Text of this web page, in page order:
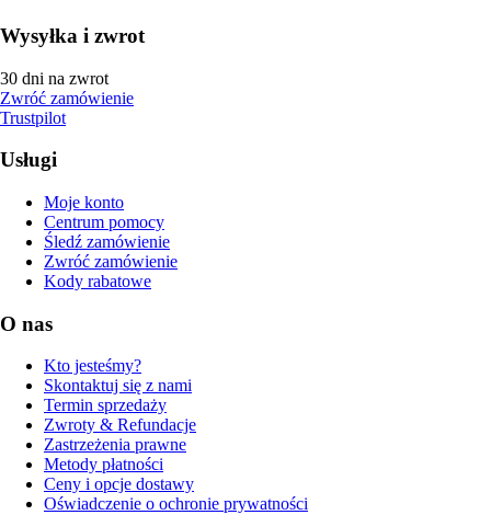
Wysyłka i zwrot
30 dni na zwrot
Zwróć zamówienie
Trustpilot
Usługi
Moje konto
Centrum pomocy
Śledź zamówienie
Zwróć zamówienie
Kody rabatowe
O nas
Kto jesteśmy?
Skontaktuj się z nami
Termin sprzedaży
Zwroty & Refundacje
Zastrzeżenia prawne
Metody płatności
Ceny i opcje dostawy
Oświadczenie o ochronie prywatności